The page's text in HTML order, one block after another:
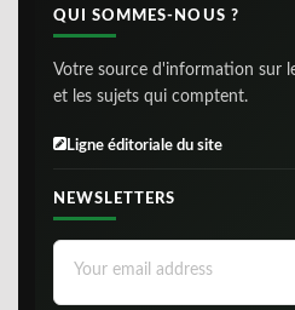
QUI SOMMES-NOUS ?
Votre source d'information sur
et les sujets qui comptent.
Ligne éditoriale du site
NEWSLETTERS